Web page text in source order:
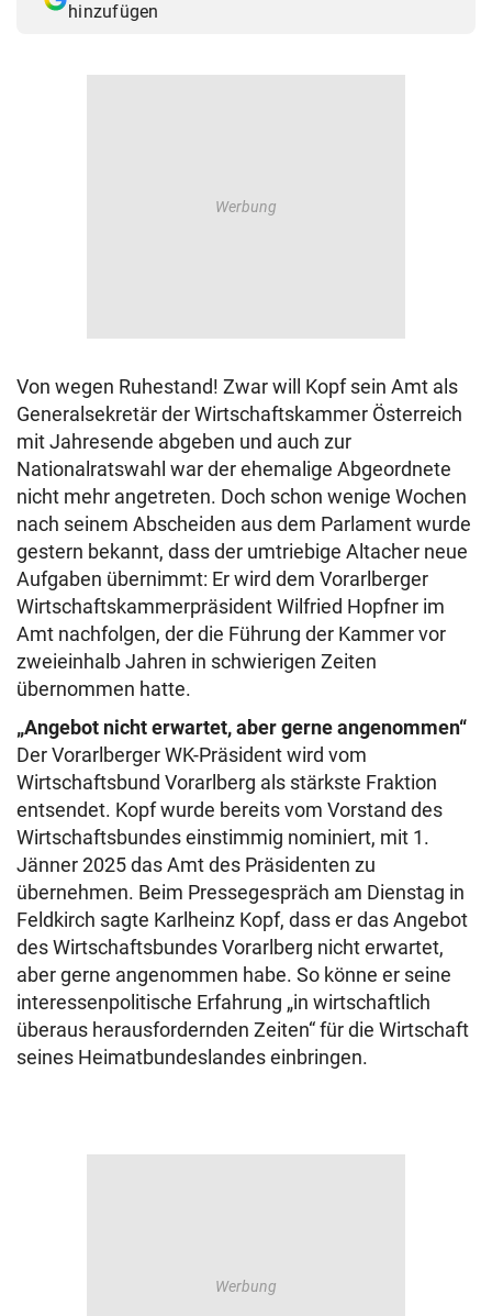
hinzufügen
Von wegen Ruhestand! Zwar will Kopf sein Amt als
Generalsekretär der Wirtschaftskammer Österreich
mit Jahresende abgeben und auch zur
Nationalratswahl war der ehemalige Abgeordnete
nicht mehr angetreten. Doch schon wenige Wochen
nach seinem Abscheiden aus dem Parlament wurde
gestern bekannt, dass der umtriebige Altacher neue
Aufgaben übernimmt: Er wird dem Vorarlberger
Wirtschaftskammerpräsident Wilfried Hopfner im
Amt nachfolgen, der die Führung der Kammer vor
zweieinhalb Jahren in schwierigen Zeiten
übernommen hatte.
„Angebot nicht erwartet, aber gerne angenommen“
Der Vorarlberger WK-Präsident wird vom
Wirtschaftsbund Vorarlberg als stärkste Fraktion
entsendet. Kopf wurde bereits vom Vorstand des
Wirtschaftsbundes einstimmig nominiert, mit 1.
Jänner 2025 das Amt des Präsidenten zu
übernehmen. Beim Pressegespräch am Dienstag in
Feldkirch sagte Karlheinz Kopf, dass er das Angebot
des Wirtschaftsbundes Vorarlberg nicht erwartet,
aber gerne angenommen habe. So könne er seine
interessenpolitische Erfahrung „in wirtschaftlich
überaus herausfordernden Zeiten“ für die Wirtschaft
seines Heimatbundeslandes einbringen.